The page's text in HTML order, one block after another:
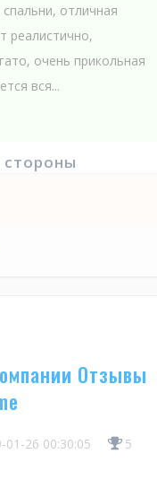
отличная
реалистично,
очень прикольная
вся...
Отзывы
01-26 00:30:05
5